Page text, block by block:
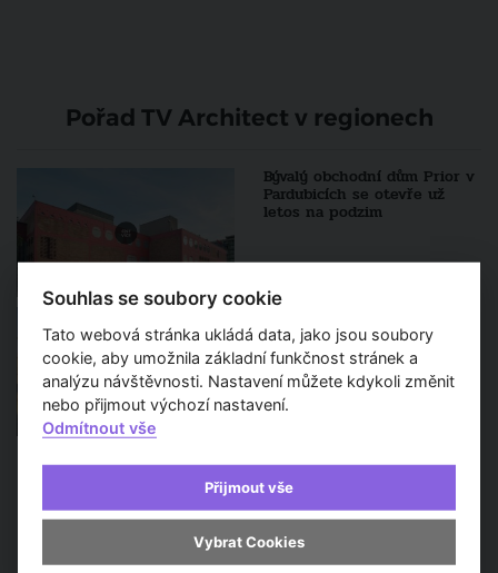
Pořad TV Architect v regionech
Bývalý obchodní dům Prior v
Pardubicích se otevře už
letos na podzim
Boleslavi bude konečně
dostavěno
VÍCE
Sledujte také
Souhlas se soubory cookie
Tato webová stránka ukládá data, jako jsou soubory
cookie, aby umožnila základní funkčnost stránek a
analýzu návštěvnosti. Nastavení můžete kdykoli změnit
nebo přijmout výchozí nastavení.
Odmítnout vše
Přijmout vše
Vybrat Cookies